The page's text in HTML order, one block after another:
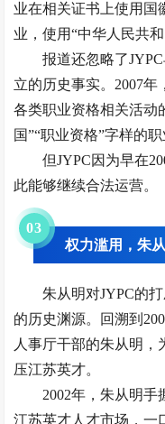
业在相关证书上使用国
业，使用“中华人民共
报道还忽略了
立的历史事实。2007
各类职业资格相关活动
国”“职业资格”字样的
但JYPC因为早在
此能够继续合法运营。
03
权力滥用，朱
朱从明对JYPC的
的历史渊源。回溯到
人事厅干部的朱从明
压江苏英才。
2002年，朱从明手
江苏英才人才市场，一